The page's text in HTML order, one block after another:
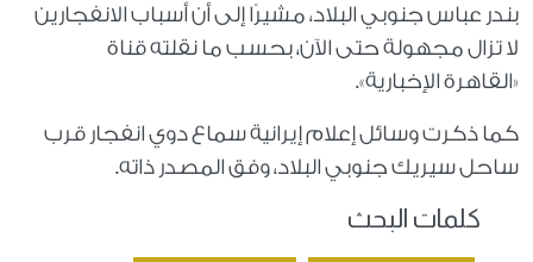
بندر عباس جنوبي البلاد، مشيرًا إلى أن أسباب الانفجارين
لا تزال مجهولة حتى الآن، بحسب ما نقلته قناة
«القاهرة الإخبارية».
كما ذكرت وسائل إعلام إيرانية سماع دوي انفجار قرب
ساحل سيريك جنوبي البلاد، وفق المصدر ذاته.
كلمات البحث